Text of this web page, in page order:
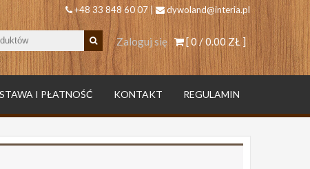
+48 33 848 60 07 | dywoland@interia.pl
[ 0 /0.00 ZŁ]
Zaloguj się
I PŁATNOŚĆ KONTAKT REGULAMIN